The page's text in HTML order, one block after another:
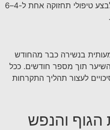
כחודש בין אחד לשני, ובהמשך לבצע טיפולי תחזוקה אחת ל-4–6
בנשירה כבר מהחודש
תוך מספר חודשים. ככל
לעצור תהליך התקרחות
הגוף והנפש